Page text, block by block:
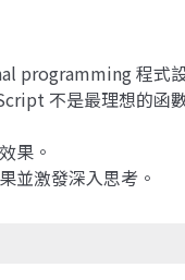
programming 程式
不是最理想的函
果。
並激發深入思考。